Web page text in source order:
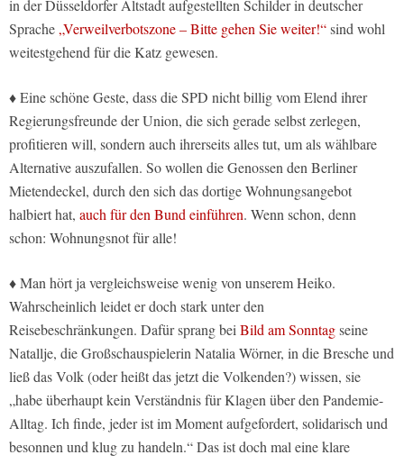
in der Düsseldorfer Altstadt aufgestellten Schilder in deutscher
Sprache„Verweilverbotszone – Bitte gehen Sie weiter!“sind wohl
weitestgehend für die Katz gewesen.
♦ Eine schöne Geste, dass die SPD nicht billig vom Elend ihrer
Regierungsfreunde der Union, die sich gerade selbst zerlegen,
profitieren will, sondern auch ihrerseits alles tut, um als wählbare
Alternative auszufallen. So wollen die Genossen den Berliner
Mietendeckel, durch den sich das dortige Wohnungsangebot
halbiert hat, auch für den Bund einführen. Wenn schon, denn
schon: Wohnungsnot für alle!
♦ Man hört ja vergleichsweise wenig von unserem Heiko.
Wahrscheinlich leidet er doch stark unter den
Reisebeschränkungen. Dafür sprang beiBild am Sonntagseine
Natallje, die Großschauspielerin Natalia Wörner, in die Bresche und
ließ das Volk (oder heißt das jetzt die Volkenden?) wissen, sie
„habe überhaupt kein Verständnis für Klagen über den Pandemie-
Alltag. Ich finde, jeder ist im Moment aufgefordert, solidarisch und
besonnen und klug zu handeln.“ Das ist doch mal eine klare